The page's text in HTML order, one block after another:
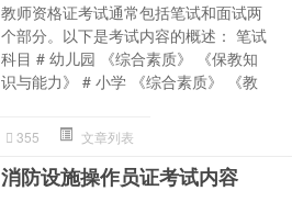
教师资格证考试通常包括笔试和面试两
个部分。以下是考试内容的概述： 笔试
科目 # 幼儿园 《综合素质》 《保教知
识与能力》 # 小学 《综合素质》 《教
355 文章列表
消防设施操作员证考试内容